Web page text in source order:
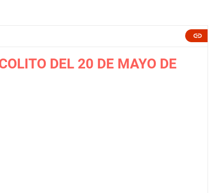
DEL 20 DE MAYO DE